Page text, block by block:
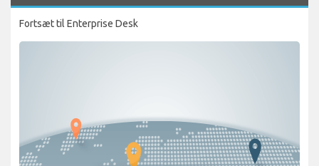
Fortsæt til Enterprise Desk